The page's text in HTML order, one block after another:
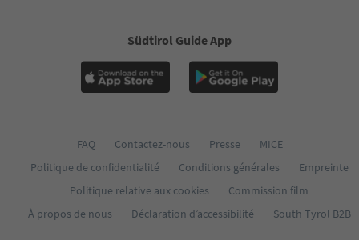
Südtirol Guide App
FAQ Contactez-nous Presse
MICE
Politique de confidentialité
Conditions générales
Empreinte
Politique relative aux cookies
Commission film
À propos de nous
Déclaration d’accessibilité South Tyrol B2B